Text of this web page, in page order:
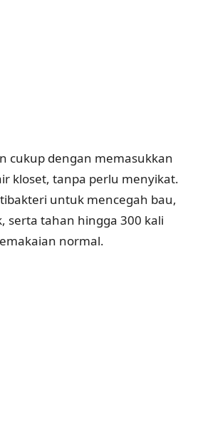
cukup dengan memasukkan
kloset, tanpa perlu menyikat.
untuk mencegah bau,
serta tahan hingga 300 kali
normal.